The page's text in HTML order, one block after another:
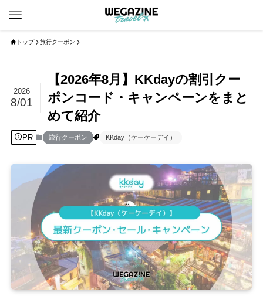
トップ 旅行クーポン
【2026年8月】KKdayの割引クー
ポンコード・キャンペーンをまと
めて紹介
2026
8/01
PR 旅行クーポン KKday（ケーケーデイ）